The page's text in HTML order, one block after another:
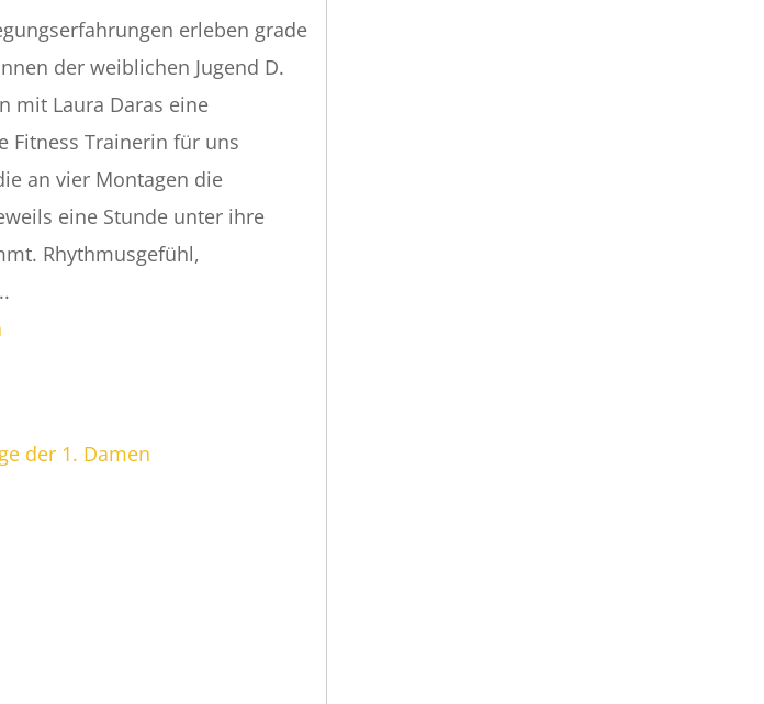
erleben grade
der weiblichen Jugend D.
mit Laura Daras eine
Fitness Trainerin für uns
an vier Montagen die
eine Stunde unter ihre
Rhythmusgefühl,